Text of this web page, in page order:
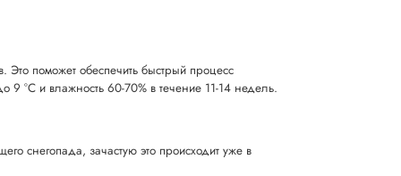
Это поможет обеспечить быстрый процесс
9 °C и влажность 60-70% в течение 11-14 недель.
снегопада, зачастую это происходит уже в